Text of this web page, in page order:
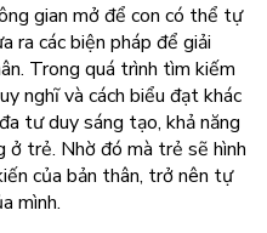
gian mở để con có thể tự
ra các biện pháp để giải
Trong quá trình tìm kiếm
nghĩ và cách biểu đạt khác
tư duy sáng tạo, khả năng
trẻ. Nhờ đó mà trẻ sẽ hình
của bản thân, trở nên tự
mình.